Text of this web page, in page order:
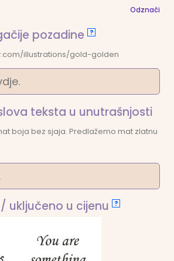
Odznači
pozadine ?
illustrations/gold-golden
teksta u unutrašnjosti
boja bez sjaja. Predlažemo mat zlatnu
uključeno u cijenu ?